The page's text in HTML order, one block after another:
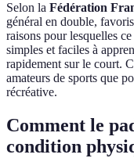
Selon la Fédération
général en double,
raisons pour lesquelles
simples et faciles à
rapidement sur le court.
amateurs de sports que
récréative.
Comment le
condition